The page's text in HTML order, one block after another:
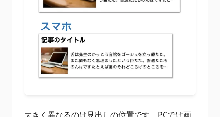
大きく異なるのは見出しの位置です。PCでは画